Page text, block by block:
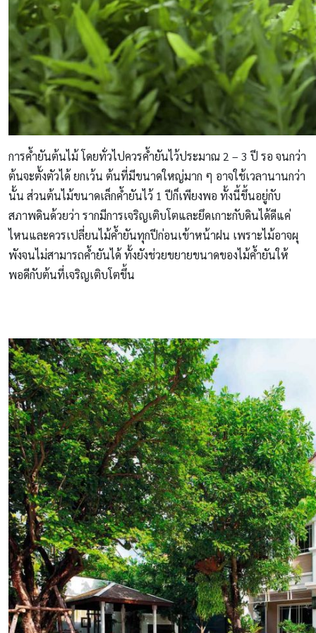
การค้ำยันต้นไม้ โดยทั่วไปควรค้ำยันไว้ประมาณ 2 – 3 ปี รอ จนกว่า
ต้นจะตั้งตัวได้ ยกเว้น ต้นที่มีขนาดใหญ่มาก ๆ อาจใช้เวลานานกว่า
นั้น ส่วนต้นไม้ขนาดเล็กค้ำยันไว้ 1 ปีก็เพียงพอ ทั้งนี้ขึ้นอยู่กับ
สภาพดินด้วยว่า รากมีการเจริญเติบโตและยึดเกาะกับดินได้ดีแค่
ไหนและควรเปลี่ยนไม้ค้ำยันทุกปีก่อนเข้าหน้าฝน เพราะไม้อาจผุ
พังจนไม่สามารถค้ำยันได้ ทั้งยังช่วยขยายขนาดของไม้ค้ำยันให้
พอดีกับต้นที่เจริญเติบโตขึ้น